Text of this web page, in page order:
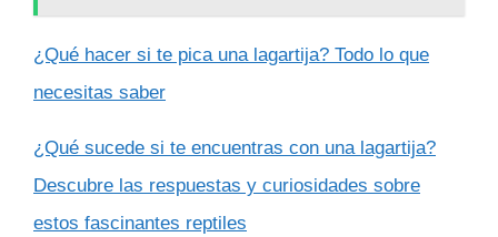
¿Qué hacer si te pica una lagartija? Todo lo que
necesitas saber
¿Qué sucede si te encuentras con una lagartija?
Descubre las respuestas y curiosidades sobre
estos fascinantes reptiles